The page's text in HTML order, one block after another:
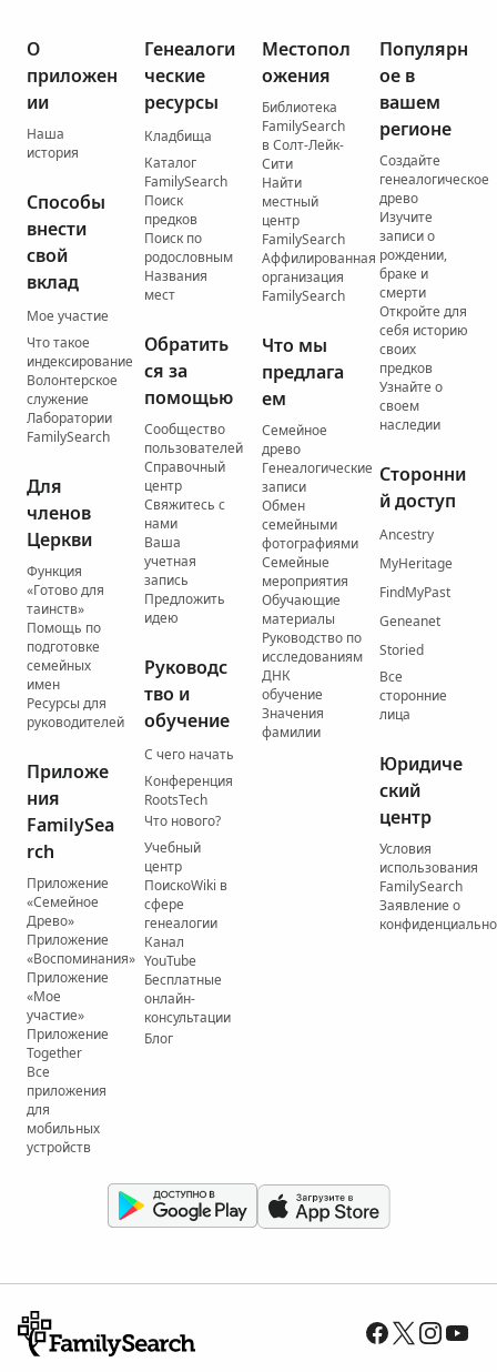
О
приложен
ии
Наша
история
Способы
внести
свой
вклад
Мое участие
Что такое
индексирование
Волонтерское
служение
Лаборатории
FamilySearch
Для
членов
Церкви
Функция
«Готово для
таинств»
Помощь по
подготовке
семейных
имен
Ресурсы для
руководителей
Приложе
ния
FamilySea
rch
Приложение
«Семейное
Древо»
Приложение
«Воспоминания»
Приложение
«Мое
участие»
Приложение
Together
Все
приложения
для
мобильных
устройств
Генеалоги
ческие
ресурсы
Кладбища
Каталог
FamilySearch
Поиск
предков
Поиск по
родословным
Названия
мест
Обратить
ся за
помощью
Сообщество
пользователей
Справочный
центр
Свяжитесь с
нами
Ваша
учетная
запись
Предложить
идею
Руководс
тво и
обучение
С чего начать
Конференция
RootsTech
Что нового?
Учебный
центр
ПоискоWiki в
сфере
генеалогии
Канал
YouTube
Бесплатные
онлайн-
консультации
Блог
Местопол
ожения
Библиотека
FamilySearch
в Солт-Лейк-
Сити
Найти
местный
центр
FamilySearch
Аффилированная
организация
FamilySearch
Что мы
предлага
ем
Семейное
древо
Генеалогические
записи
Обмен
семейными
фотографиями
Семейные
мероприятия
Обучающие
материалы
Руководство по
исследованиям
ДНК
обучение
Значения
фамилии
Популярн
ое в
вашем
регионе
Создайте
генеалогическое
древо
Изучите
записи о
рождении,
браке и
смерти
Откройте для
себя историю
своих
предков
Узнайте о
своем
наследии
Сторонни
й доступ
Ancestry
MyHeritage
FindMyPast
Geneanet
Storied
Все
сторонние
лица
Юридиче
ский
центр
Условия
использования
FamilySearch
Заявление о